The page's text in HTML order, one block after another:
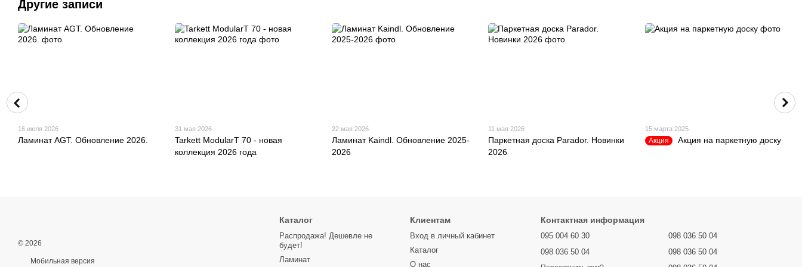
Другие записи
16 июля 2026
Ламинат AGT. Обновление 2026.
31 мая 2026
Tarkett ModularT 70 - новая
коллекция 2026 года
22 мая 2026
Ламинат Kaindl. Обновление 2025-
2026
11 мая 2026
Паркетная доска Parador. Новинки
2026
15 марта 2025
Акция Акция на паркетную доску
© 2026
Мобильная версия
Каталог
Распродажа! Дешевле не
будет!
Ламинат
Клиентам
Вход в личный кабинет
Каталог
О нас
Контактная информация
095 004 60 30
098 036 50 04
098 036 50 04
098 036 50 04